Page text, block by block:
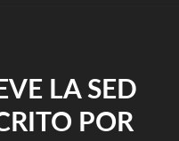
LA SED
POR